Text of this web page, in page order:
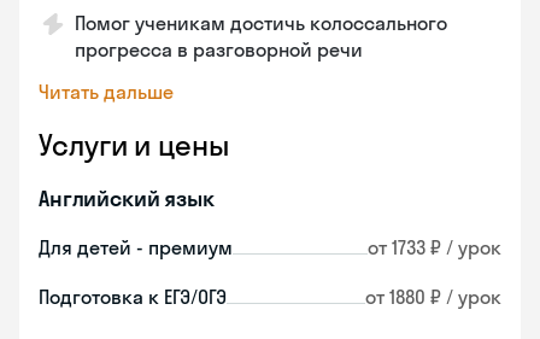
Помог ученикам достичь колоссального
прогресса в разговорной речи
Читать дальше
Услуги и цены
Английский язык
Для детей - премиум от 1733 ₽ / урок
Подготовка к ЕГЭ/ОГЭ от 1880 ₽ / урок